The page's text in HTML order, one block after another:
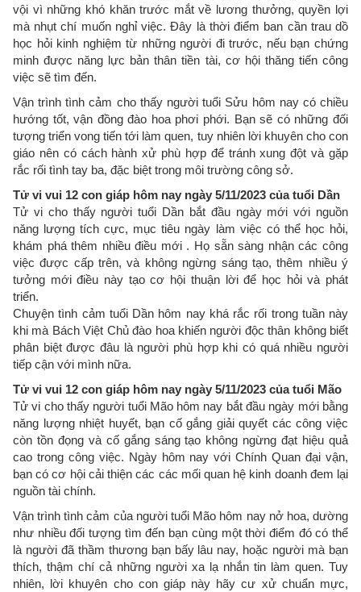
vội vì những khó khăn trước mắt về lương thưởng, quyền lợi
mà nhụt chí muốn nghỉ việc. Đây là thời điểm ban cần trau dồ
học hỏi kinh nghiệm từ những người đi trước, nếu bạn chứng
minh được năng lực bản thân tiền tài, cơ hội thăng tiến công
việc sẽ tìm đến.
Vận trình tình cảm cho thấy người tuổi Sửu hôm nay có chiều
hướng tốt, vận đồng đào hoa phơi phới. Bạn sẽ có những đối
tượng triển vong tiến tới làm quen, tuy nhiên lời khuyên cho con
giáo nên có cách hành xử phù hợp để tránh xung đột và gặp
rắc rối tình tay ba, đặc biệt trong môi trường công sở.
Tử vi vui 12 con giáp hôm nay ngày 5/11/2023 của tuổi Dần
Tử vi cho thấy người tuổi Dần bắt đầu ngày mới với nguồn
năng lượng tích cực, mục tiêu ngày làm việc có thể học hỏi,
khám phá thêm nhiều điều mới . Họ sẵn sàng nhận các công
việc được cấp trên, và không ngừng sáng tạo, thêm nhiều ý
tưởng mới điều này tạo cơ hội thuận lời để học hỏi và phát
triển.
Chuyện tình cảm tuổi Dần hôm nay khá rắc rối trong tuần này
khi mà Bách Việt Chủ đào hoa khiến người độc thân không biết
phân biệt được đâu là người phù hợp khi có quá nhiều người
tiếp cận với mình nữa.
Tử vi vui 12 con giáp hôm nay ngày 5/11/2023 của tuổi Mão
Tử vi cho thấy người tuổi Mão hôm nay bắt đầu ngày mới bằng
năng lượng nhiệt huyết, bạn cố gắng giải quyết các công việc
còn tồn đọng và cố gắng sáng tạo không ngừng đạt hiệu quả
cao trong công việc. Ngày hôm nay với Chính Quan đại vận,
bạn có cơ hội cải thiện các các mối quan hệ kinh doanh đem lại
nguồn tài chính.
Vận trình tình cảm của người tuổi Mão hôm nay nở hoa, dường
như nhiều đối tượng tìm đến bạn cùng một thời điểm đó có thể
là người đã thầm thương bạn bấy lâu nay, hoặc người mà bạn
thích, thậm chí cả những người xa lạ nhắn tin làm quen. Tuy
nhiên, lời khuyên cho con giáp này hãy cư xử chuẩn mực,